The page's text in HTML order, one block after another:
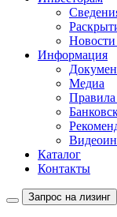
Информация
Медиа
Правила
Каталог
Контакты
Запрос на лизинг